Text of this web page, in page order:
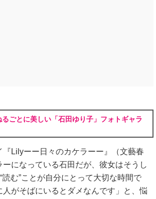
るごとに美しい「石田ゆり子」フォトギャラ
Lilyーー日々のカケラーー』（文藝春
になっている石田だが、彼女はそうし
読む”ことが自分にとって大切な時間で
人がそばにいるとダメなんです」と、悩